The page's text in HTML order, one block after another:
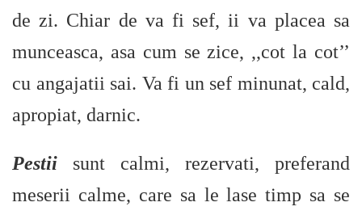
de zi. Chiar de va fi sef, ii va placea sa
munceasca, asa cum se zice, ,,cot la cot’’
cu angajatii sai. Va fi un sef minunat, cald,
apropiat, darnic.
Pestii sunt calmi, rezervati, preferand
meserii calme, care sa le lase timp sa se